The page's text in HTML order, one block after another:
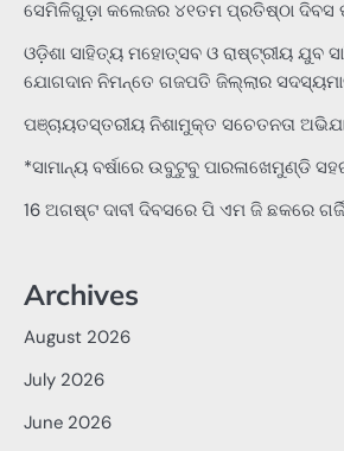
ସେମିଳିଗୁଡ଼ା କଲେଜର ୪୧ତମ ପ୍ରତିଷ୍ଠା ଦିବସ
ଓଡ଼ିଶା ସାହିତ୍ୟ ମହୋତ୍ସବ ଓ ରାଷ୍ଟ୍ରୀୟ ଯୁବ
ଯୋଗଦାନ ନିମନ୍ତେ ଗଜପତି ଜିଲ୍ଲାର
ପଞ୍ଚାୟତସ୍ତରୀୟ ନିଶାମୁକ୍ତ ସଚେତନତା
*ସାମାନ୍ୟ ବର୍ଷାରେ ଉବୁଟୁବୁ ପାରଳାଖେମୁଣ୍ଡି
16 ଅଗଷ୍ଟ ଦାବୀ ଦିବସରେ ପି ଏମ ଜି ଛକରେ
Archives
August 2026
July 2026
June 2026